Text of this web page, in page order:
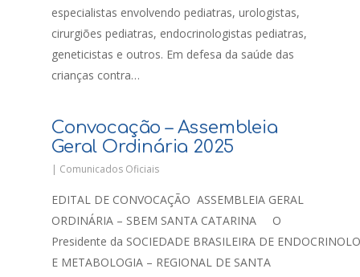
especialistas envolvendo pediatras, urologistas,
cirurgiões pediatras, endocrinologistas pediatras,
geneticistas e outros. Em defesa da saúde das
crianças contra…
Convocação – Assembleia
Geral Ordinária 2025
| Comunicados Oficiais
EDITAL DE CONVOCAÇÃO ASSEMBLEIA GERAL
ORDINÁRIA – SBEM SANTA CATARINA O
Presidente da SOCIEDADE BRASILEIRA DE
E METABOLOGIA – REGIONAL DE SANTA